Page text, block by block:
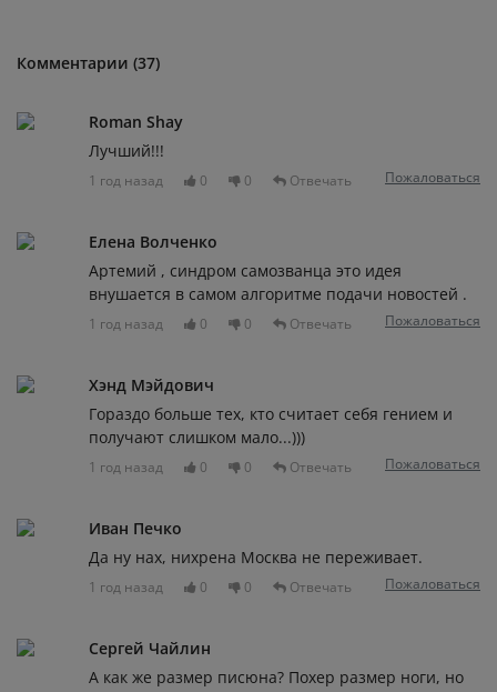
Комментарии (37)
Roman Shay
Лучший!!!
1 год назад 0 0 Отвечать Пожаловаться
Елена Волченко
Артемий , синдром самозванца это идея
внушается в самом алгоритме подачи новостей .
1 год назад 0 0 Отвечать Пожаловаться
Хэнд Мэйдович
Гораздо больше тех, кто считает себя гением и
получают слишком мало...)))
1 год назад 0 0 Отвечать Пожаловаться
Иван Печко
Да ну нах, нихрена Москва не переживает.
1 год назад 0 0 Отвечать Пожаловаться
Сергей Чайлин
А как же размер писюна? Похер размер ноги, но